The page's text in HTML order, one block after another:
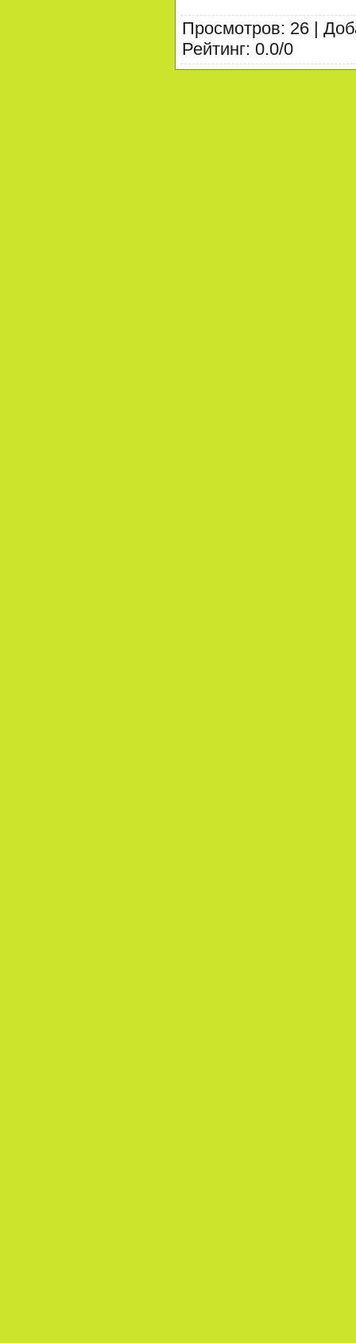
Просмотров: 26 |
Рейтинг: 0.0/0